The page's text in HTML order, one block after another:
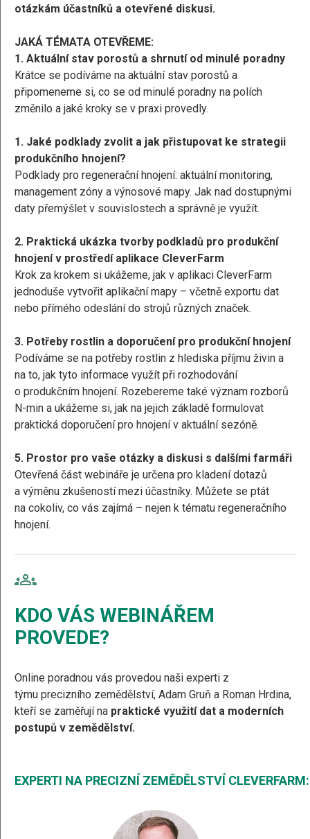
otázkám účastníků a otevřené diskusi.
JAKÁ TÉMATA OTEVŘEME:
1. Aktuální stav porostů a shrnutí od minulé poradny
Krátce se podíváme na aktuální stav porostů a
připomeneme si, co se od minulé poradny na polích
změnilo a jaké kroky se v praxi provedly.
1. Jaké podklady zvolit a jak přistupovat ke strategii
produkčního hnojení?
Podklady pro regenerační hnojení: aktuální monitoring,
management zóny a výnosové mapy. Jak nad dostupnými
daty přemýšlet v souvislostech a správně je využít.
2. Praktická ukázka tvorby podkladů pro produkční
hnojení v prostředí aplikace CleverFarm
Krok za krokem si ukážeme, jak v aplikaci CleverFarm
jednoduše vytvořit aplikační mapy – včetně exportu dat
nebo přímého odeslání do strojů různých značek.
3. Potřeby rostlin a doporučení pro produkční hnojení
Podíváme se na potřeby rostlin z hlediska příjmu živin a
na to, jak tyto informace využít při rozhodování
o produkčním hnojení. Rozebereme také význam rozborů
N-min a ukážeme si, jak na jejich základě formulovat
praktická doporučení pro hnojení v aktuální sezóně.
5. Prostor pro vaše otázky a diskusi s dalšími farmáři
Otevřená část webináře je určena pro kladení dotazů
a výměnu zkušeností mezi účastníky. Můžete se ptát
na cokoliv, co vás zajímá – nejen k tématu regeneračního
hnojení.
KDO VÁS WEBINÁŘEM
PROVEDE?
Online poradnou vás provedou naši experti z
týmu precizního zemědělství, Adam Gruň a Roman Hrdina,
kteří se zaměřují na praktické využití dat a moderních
postupů v zemědělství.
EXPERTI NA PRECIZNÍ ZEMĚDĚLSTVÍ CLEVERFARM: